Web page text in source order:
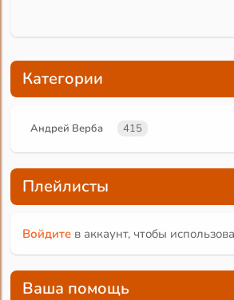
Категории
Андрей Верба 415
Плейлисты
Войдите в аккаунт, чтобы
Ваша помощь